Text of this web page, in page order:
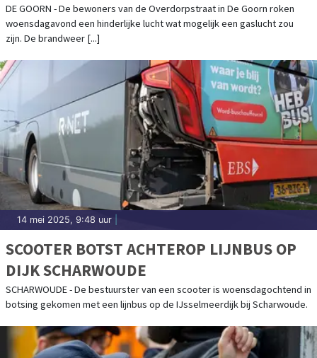
DE GOORN - De bewoners van de Overdorpstraat in De Goorn roken
woensdagavond een hinderlijke lucht wat mogelijk een gaslucht zou
zijn. De brandweer [...]
14 mei 2025, 9:48 uur
SCOOTER BOTST ACHTEROP LIJNBUS OP
DIJK SCHARWOUDE
SCHARWOUDE - De bestuurster van een scooter is woensdagochtend in
botsing gekomen met een lijnbus op de IJsselmeerdijk bij Scharwoude.